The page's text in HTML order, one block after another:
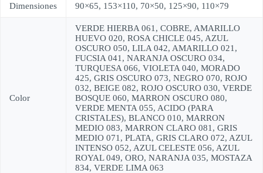
Dimensiones 90×65, 153×110, 70×50, 125×90, 110×79
Color
VERDE HIERBA 061, COBRE, AMARILLO
HUEVO 020, ROSA CHICLE 045, AZUL
OSCURO 050, LILA 042, AMARILLO 021,
FUCSIA 041, NARANJA OSCURO 034,
TURQUESA 066, VIOLETA 040, MORADO
425, GRIS OSCURO 073, NEGRO 070, ROJO
032, BEIGE 082, ROJO OSCURO 030, VERDE
BOSQUE 060, MARRON OSCURO 080,
VERDE MENTA 055, ACIDO (PARA
CRISTALES), BLANCO 010, MARRON
MEDIO 083, MARRON CLARO 081, GRIS
MEDIO 071, PLATA, GRIS CLARO 072, AZUL
INTENSO 052, AZUL CELESTE 056, AZUL
ROYAL 049, ORO, NARANJA 035, MOSTAZA
834, VERDE LIMA 063